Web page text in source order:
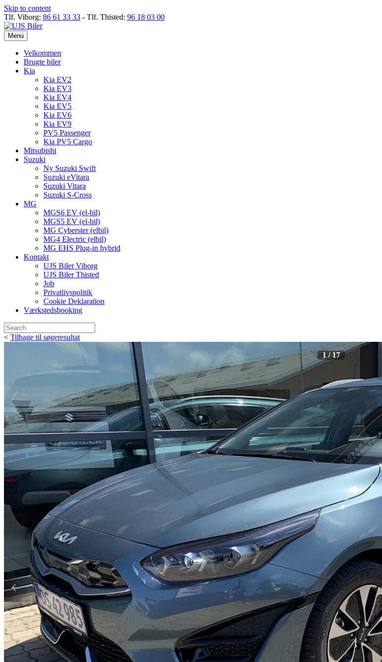
Skip to content
Tlf. Viborg: 86 61 33 33 - Tlf. Thisted: 96 18 03 00
Menu
Velkommen
Brugte biler
Kia
Kia EV2
Kia EV3
Kia EV4
Kia EV5
Kia EV6
Kia EV9
PV5 Passenger
Kia PV5 Cargo
Mitsubishi
Suzuki
Ny Suzuki Swift
Suzuki eVitara
Suzuki Vitara
Suzuki S-Cross
MG
MGS6 EV (el-bil)
MGS5 EV (el-bil)
MG Cyberster (elbil)
MG4 Electric (elbil)
MG EHS Plug-in hybrid
Kontakt
UJS Biler Viborg
UJS Biler Thisted
Job
Privatlivspolitik
Cookie Deklaration
Værkstedsbooking
< Tilbage til søgeresultat
1/17